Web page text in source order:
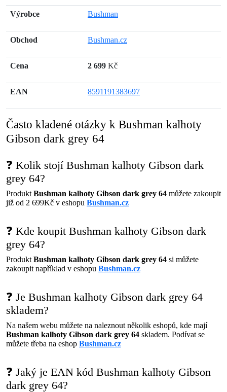
Výrobce Bushman
Obchod Bushman.cz
Cena 2 699 Kč
EAN 8591191383697
Často kladené otázky k Bushman kalhoty
Gibson dark grey 64
❓ Kolik stojí Bushman kalhoty Gibson dark
grey 64?
Produkt Bushman kalhoty Gibson dark grey 64 můžete zakoupit
již od 2 699Kč v eshopu Bushman.cz
❓ Kde koupit Bushman kalhoty Gibson dark
grey 64?
Produkt Bushman kalhoty Gibson dark grey 64 si můžete
zakoupit například v eshopu Bushman.cz
❓ Je Bushman kalhoty Gibson dark grey 64
skladem?
Na našem webu můžete na naleznout několik eshopů, kde mají
Bushman kalhoty Gibson dark grey 64 skladem. Podívat se
můžete třeba na eshop Bushman.cz
❓ Jaký je EAN kód Bushman kalhoty Gibson
dark grey 64?